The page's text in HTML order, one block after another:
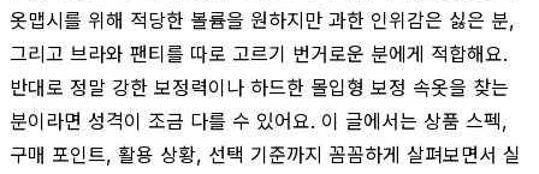
옷맵시를 위해 적당한 볼륨을 원하지만 과한 인위감은 싫은 분,
그리고 브라와 팬티를 따로 고르기 번거로운 분에게 적합해요.
반대로 정말 강한 보정력이나 하드한 몰입형 보정 속옷을 찾는
분이라면 성격이 조금 다를 수 있어요. 이 글에서는 상품 스펙,
구매 포인트, 활용 상황, 선택 기준까지 꼼꼼하게 살펴보면서 실